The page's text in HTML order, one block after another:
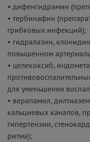
• дифенгидрамин
• тербинафин
грибковых инфекций);
• гидралазин,
повышенном
• целекоксиб,
для уменьшения
• верапамил,
кальциевых каналов,
гипертензии,
ритма);